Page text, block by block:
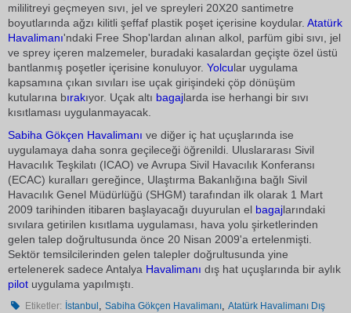
mililitreyi geçmeyen sıvı, jel ve spreyleri 20X20 santimetre
boyutlarında ağzı kilitli şeffaf plastik poşet içerisine koydular. Atatürk
Havalimanı'ndaki Free Shop'lardan alınan alkol, parfüm gibi sıvı, jel
ve sprey içeren malzemeler, buradaki kasalardan geçişte özel üstü
bantlanmış poşetler içerisine konuluyor. Yolcular uygulama
kapsamına çıkan sıvıları ise uçak girişindeki çöp dönüşüm
kutularına bırakıyor. Uçak altı bagajlarda ise herhangi bir sıvı
kısıtlaması uygulanmayacak.
Sabiha Gökçen Havalimanı ve diğer iç hat uçuşlarında ise
uygulamaya daha sonra geçileceği öğrenildi. Uluslararası Sivil
Havacılık Teşkilatı (ICAO) ve Avrupa Sivil Havacılık Konferansı
(ECAC) kuralları gereğince, Ulaştırma Bakanlığına bağlı Sivil
Havacılık Genel Müdürlüğü (SHGM) tarafından ilk olarak 1 Mart
2009 tarihinden itibaren başlayacağı duyurulan el bagajlarındaki
sıvılara getirilen kısıtlama uygulaması, hava yolu şirketlerinden
gelen talep doğrultusunda önce 20 Nisan 2009'a ertelenmişti.
Sektör temsilcilerinden gelen talepler doğrultusunda yine
ertelenerek sadece Antalya Havalimanı dış hat uçuşlarında bir aylık
pilot uygulama yapılmıştı.
Etiketler: İstanbul ,Sabiha Gökçen Havalimanı,Atatürk Havalimanı Dış